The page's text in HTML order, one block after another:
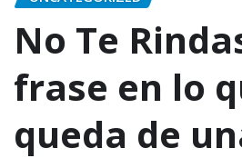
No Te
frase en lo
queda de